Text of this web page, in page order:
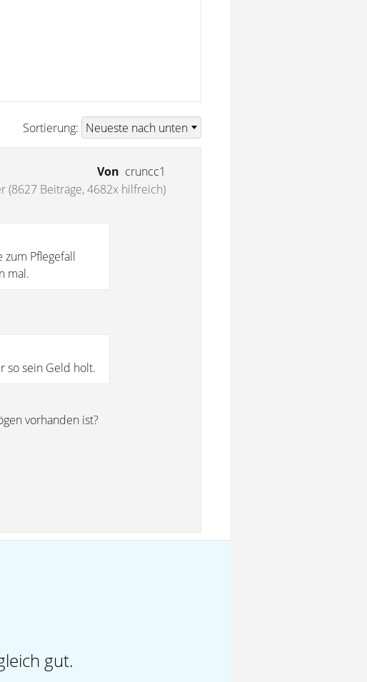
Sortierung:
Von cruncc1
(8627 Beiträge, 4682x hilfreich)
zum Pflegefall
mal.
so sein Geld holt.
vorhanden ist?
gut.